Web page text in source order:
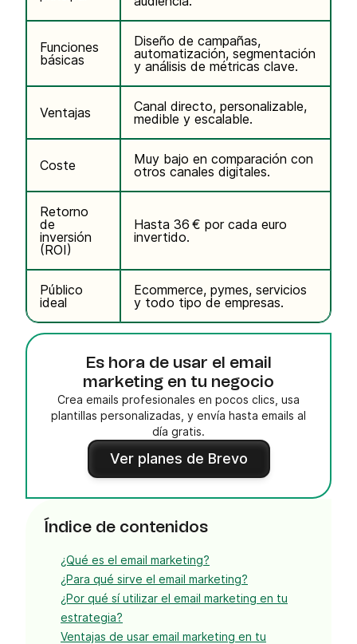
Funciones
básicas
Diseño de campañas,
automatización, segmentación
y análisis de métricas clave.
Ventajas
Canal directo, personalizable,
medible y escalable.
Coste
Muy bajo en comparación con
otros canales digitales.
Retorno
de
inversión
(ROI)
Hasta 36 € por cada euro
invertido.
Público
ideal
Ecommerce, pymes, servicios
y todo tipo de empresas.
Es hora de usar el email
marketing en tu negocio
Crea emails profesionales en pocos clics, usa
plantillas personalizadas, y envía hasta emails al
día gratis.
Ver planes de Brevo
Índice de contenidos
¿Qué es el email marketing?
¿Para qué sirve el email marketing?
¿Por qué sí utilizar el email marketing en tu
estrategia?
Ventajas de usar email marketing en tu